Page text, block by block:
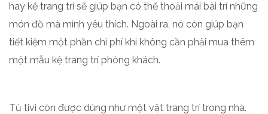
hay kệ trang trí sẽ giúp bạn có thể thoải mái bài trí những
món đồ mà mình yêu thích. Ngoài ra, nó còn giúp bạn
tiết kiệm một phần chi phí khi không cần phải mua thêm
một mẫu kệ trang trí phòng khách.
Tủ tivi còn được dùng như một vật trang trí trong nhà.